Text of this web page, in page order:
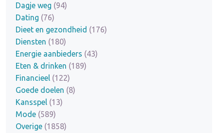
Dagje weg (94)
Dating (76)
Dieet en gezondheid (176)
Diensten (180)
Energie aanbieders (43)
Eten & drinken (189)
Financieel (122)
Goede doelen (8)
Kansspel (13)
Mode (589)
Overige (1858)